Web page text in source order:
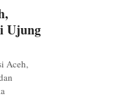
Ujung
Aceh,